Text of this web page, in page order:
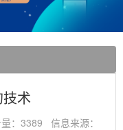
术
：3389 信息来源：